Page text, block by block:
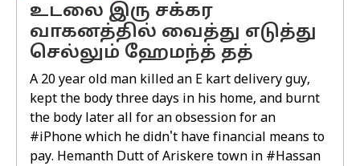
உடலை இரு சக்கர
வாகனத்தில் வைத்து எடுத்து
செல்லும் ஹேமந்த் தத்
A 20 year old man killed an E kart delivery guy,
kept the body three days in his home, and burnt
the body later all for an obsession for an
#iPhone which he didn't have financial means to
pay. Hemanth Dutt of Ariskere town in #Hassan